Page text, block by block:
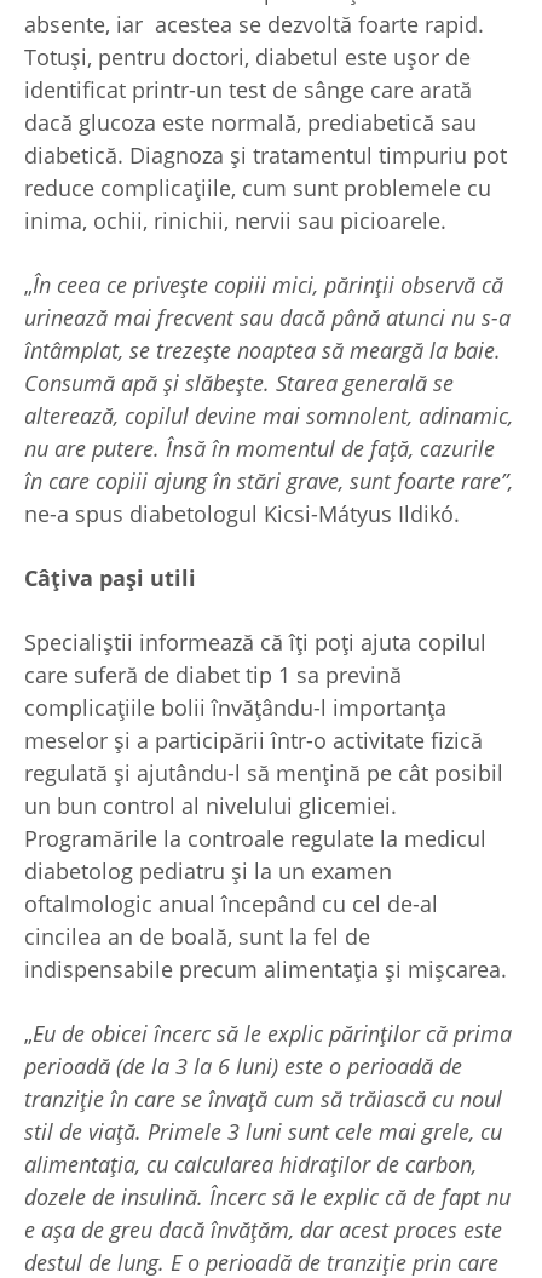
absente, iar acestea se dezvoltă foarte rapid.
Totuși, pentru doctori, diabetul este ușor de
identificat printr-un test de sânge care arată
dacă glucoza este normală, prediabetică sau
diabetică. Diagnoza și tratamentul timpuriu pot
reduce complicațiile, cum sunt problemele cu
inima, ochii, rinichii, nervii sau picioarele.
„În ceea ce privește copiii mici, părinții observă că
urinează mai frecvent sau dacă până atunci nu s-a
întâmplat, se trezește noaptea să meargă la baie.
Consumă apă și slăbește. Starea generală se
alterează, copilul devine mai somnolent, adinamic,
nu are putere. Însă în momentul de față, cazurile
în care copiii ajung în stări grave, sunt foarte rare”,
ne-a spus diabetologul Kicsi-Mátyus Ildikó.
Câțiva pași utili
Specialiștii informează că îți poți ajuta copilul
care suferă de diabet tip 1 sa prevină
complicațiile bolii învățându-l importanța
meselor și a participării într-o activitate fizică
regulată și ajutându-l să mențină pe cât posibil
un bun control al nivelului glicemiei.
Programările la controale regulate la medicul
diabetolog pediatru și la un examen
oftalmologic anual începând cu cel de-al
cincilea an de boală, sunt la fel de
indispensabile precum alimentația și mișcarea.
„Eu de obicei încerc să le explic părinților că prima
perioadă (de la 3 la 6 luni) este o perioadă de
tranziție în care se învață cum să trăiască cu noul
stil de viață. Primele 3 luni sunt cele mai grele, cu
alimentația, cu calcularea hidraților de carbon,
dozele de insulină. Încerc să le explic că de fapt nu
e așa de greu dacă învățăm, dar acest proces este
destul de lung. E o perioadă de tranziție prin care